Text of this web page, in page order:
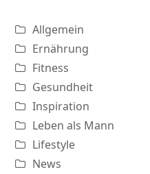
Allgemein
Ernährung
Fitness
Gesundheit
Inspiration
Leben als Mann
Lifestyle
News